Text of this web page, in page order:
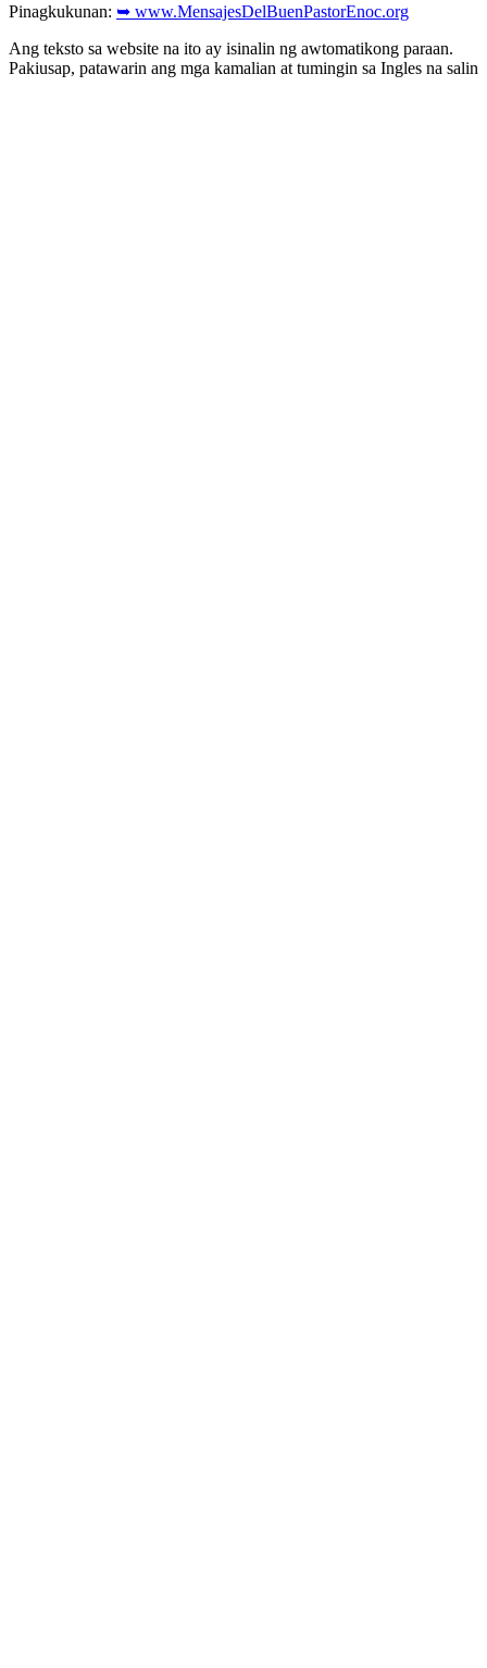
Pinagkukunan: ➥ www.MensajesDelBuenPastorEnoc.org
Ang teksto sa website na ito ay isinalin ng awtomatikong paraan.
Pakiusap, patawarin ang mga kamalian at tumingin sa Ingles na salin